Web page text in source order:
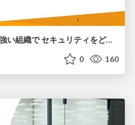
ボトムアップ文化が強い組織で セキュリティをどう根付かせていくかの現在進行形の話 / Making Security Stick in a Bottom-Up Organization
0 160